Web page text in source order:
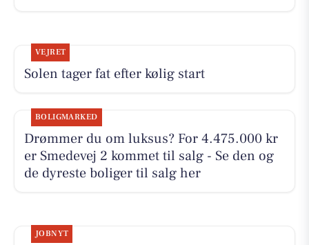
VEJRET
Solen tager fat efter kølig start
BOLIGMARKED
Drømmer du om luksus? For 4.475.000 kr
er Smedevej 2 kommet til salg - Se den og
de dyreste boliger til salg her
JOBNYT